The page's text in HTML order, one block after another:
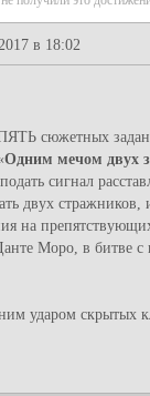
в 18:02
ПЯТЬ сюжетных
Одним мечом двух
сигнал
двух стражников,
на
Моро, в битве с
ударом скрытых